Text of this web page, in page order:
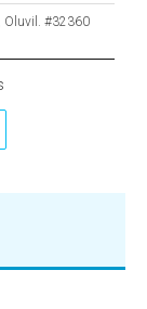
Oluvil. #32360